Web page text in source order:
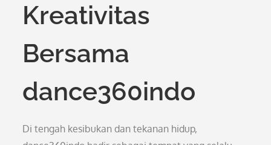
Kreativitas
Bersama
dance360indo
Di tengah kesibukan dan tekanan hidup,